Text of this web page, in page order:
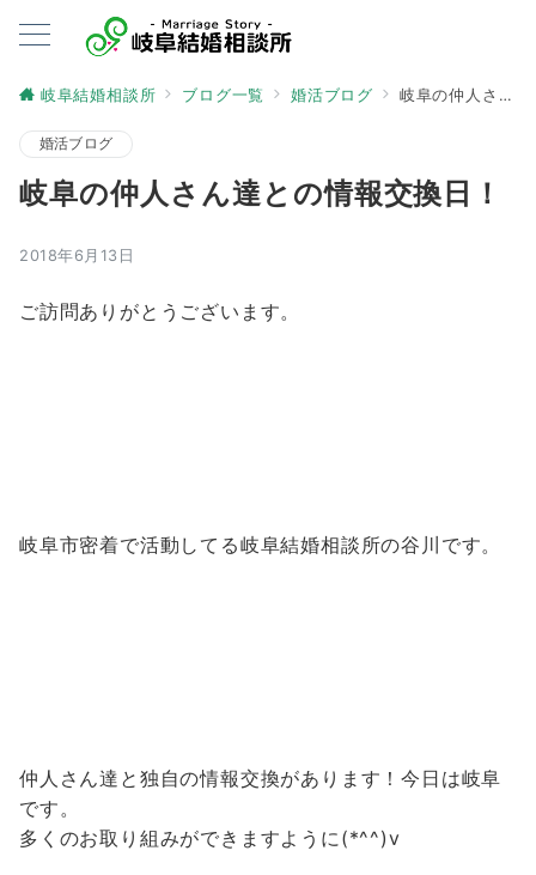
岐阜結婚相談所 ブログ一覧 婚活ブログ 岐阜の仲人さん達との情報交換日！
婚活ブログ
岐阜の仲人さん達との情報交換日！
2018年6月13日
ご訪問ありがとうございます。
岐阜市密着で活動してる岐阜結婚相談所の谷川です。
仲人さん達と独自の情報交換があります！今日は岐阜
です。
多くのお取り組みができますように(*^^)v